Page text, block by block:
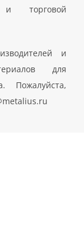
и торговой
и
для
Пожалуйста,